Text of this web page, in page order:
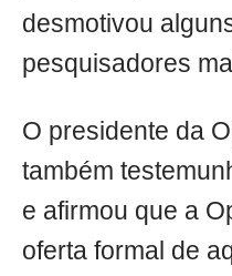
desmotivou
pesquisadores
O presidente da
também
e afirmou que a
oferta formal de